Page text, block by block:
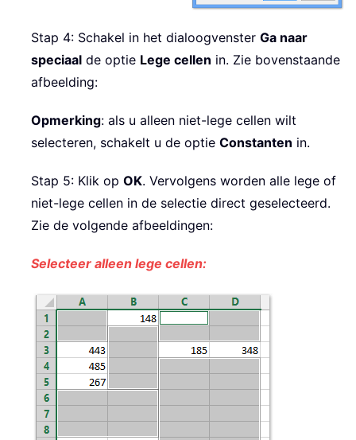
Stap 4: Schakel in het dialoogvenster Ga naar
speciaal de optie Lege cellen in. Zie bovenstaande
afbeelding:
Opmerking: als u alleen niet-lege cellen wilt
selecteren, schakelt u de optie Constanten in.
Stap 5: Klik op OK. Vervolgens worden alle lege of
niet-lege cellen in de selectie direct geselecteerd.
Zie de volgende afbeeldingen:
Selecteer alleen lege cellen: